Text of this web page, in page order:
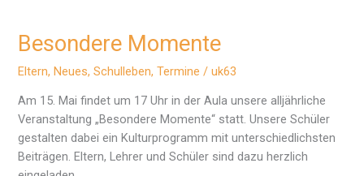
Besondere Momente
Eltern,Neues,Schulleben,Termine /uk63
Am 15. Mai findet um 17 Uhr in der Aula unsere alljährliche
Veranstaltung „Besondere Momente“ statt. Unsere Schüler
gestalten dabei ein Kulturprogramm mit unterschiedlichsten
Beiträgen. Eltern, Lehrer und Schüler sind dazu herzlich